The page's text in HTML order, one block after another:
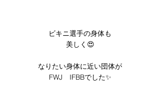
ビキニ選手の身体も
美しく😍
なりたい身体に近い団体が
FWJ　IFBBでした✨